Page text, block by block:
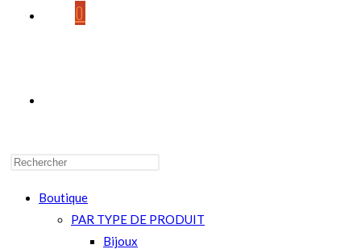
0
Boutique
PAR TYPE DE PRODUIT
Bijoux